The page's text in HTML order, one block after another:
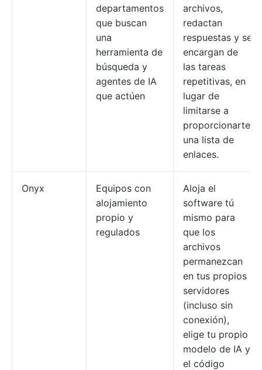
departamentos
que buscan
una
herramienta de
búsqueda y
agentes de IA
que actúen
archivos,
redactan
respuestas y se
encargan de
las tareas
repetitivas, en
lugar de
limitarse a
proporcionarte
una lista de
enlaces.
Onyx
Equipos con
alojamiento
propio y
regulados
Aloja el
software tú
mismo para
que los
archivos
permanezcan
en tus propios
servidores
(incluso sin
conexión),
elige tu propio
modelo de IA y
el código